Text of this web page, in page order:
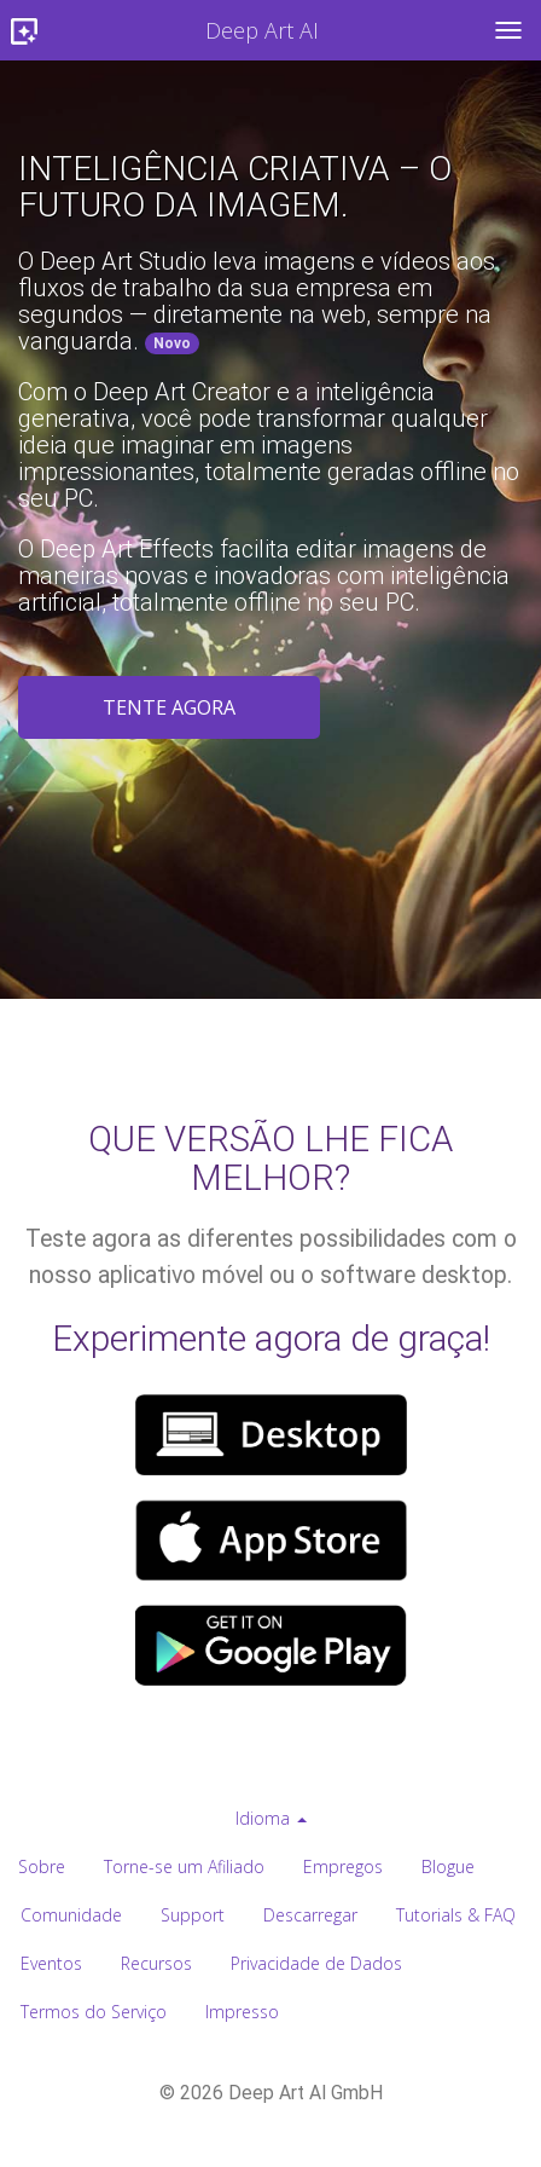
Deep Art AI
INTELIGÊNCIA CRIATIVA – O
FUTURO DA IMAGEM.
O Deep Art Studio leva imagens e vídeos aos
fluxos de trabalho da sua empresa em
segundos — diretamente na web, sempre na
vanguarda.
Novo
Com o Deep Art Creator e a inteligência
generativa, você pode transformar qualquer
ideia que imaginar em imagens
impressionantes, totalmente geradas offline no
seu PC.
O Deep Art Effects facilita editar imagens de
maneiras novas e inovadoras com inteligência
artificial, totalmente offline no seu PC.
TENTE AGORA
QUE VERSÃO LHE FICA
MELHOR?
Teste agora as diferentes possibilidades com o
nosso aplicativo móvel ou o software desktop.
Experimente agora de graça!
Idioma
Sobre Torne-se um Afiliado Empregos Blogue
Comunidade Support Descarregar Tutorials & FAQ
Eventos Recursos Privacidade de Dados
Termos do Serviço Impresso
© 2026 Deep Art AI GmbH